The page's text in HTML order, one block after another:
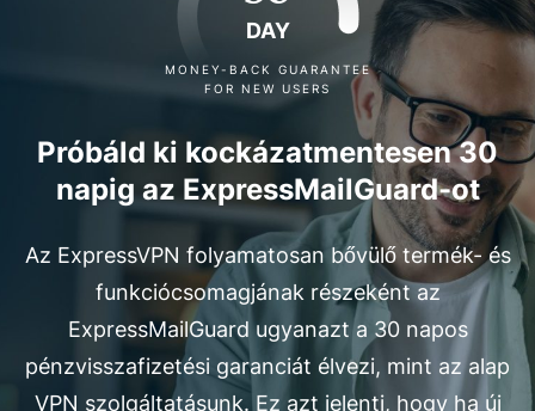
DAY
MONEY-BACK GUARANTEE
FOR NEW USERS
Próbáld ki kockázatmentesen 30
napig az ExpressMailGuard-ot
Az ExpressVPN folyamatosan bővülő termék- és
funkciócsomagjának részeként az
ExpressMailGuard ugyanazt a 30 napos
pénzvisszafizetési garanciát élvezi, mint az alap
VPN szolgáltatásunk. Ez azt jelenti, hogy ha új